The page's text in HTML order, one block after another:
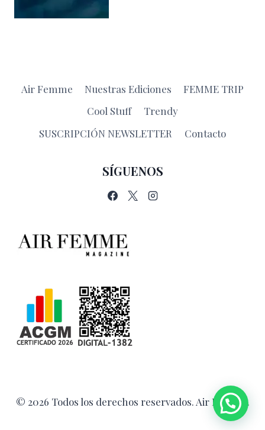
Air Femme Nuestras Ediciones
FEMME TRIP
Cool Stuff
Trendy
SUSCRIPCIÓN NEWSLETTER
Contacto
SÍGUENOS
© 2026 Todos los derechos reservados. Air Femme.